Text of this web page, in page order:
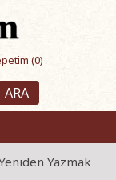
(0)
ARA
Yazmak